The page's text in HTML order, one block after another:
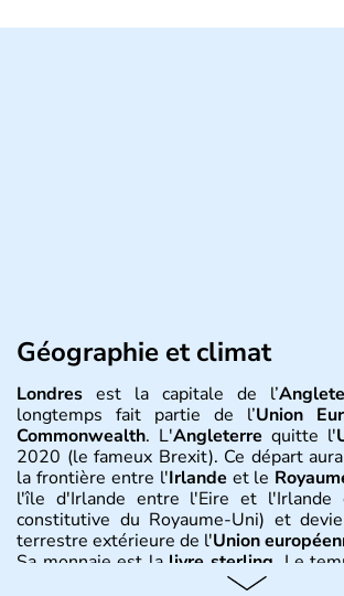
Géographie et climat
Londres est la capitale de l’
longtemps fait partie de l’Union
Commonwealth. L'Angleterre quitte l'
2020 (le fameux Brexit). Ce départ
la frontière entre l'Irlande et le
l'île d'Irlande entre l'Eire et l'Irlande
constitutive du Royaume-Uni) et
terrestre extérieure de l'Union
Sa monnaie est lalivre sterling . Le
instable avec de nombreuses